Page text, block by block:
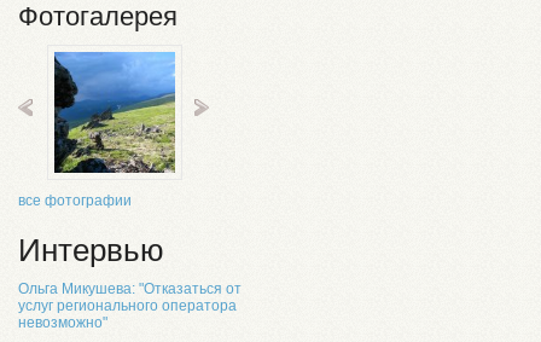
Фотогалерея
все фотографии
Интервью
Ольга Микушева: "Отказаться от
услуг регионального оператора
невозможно"